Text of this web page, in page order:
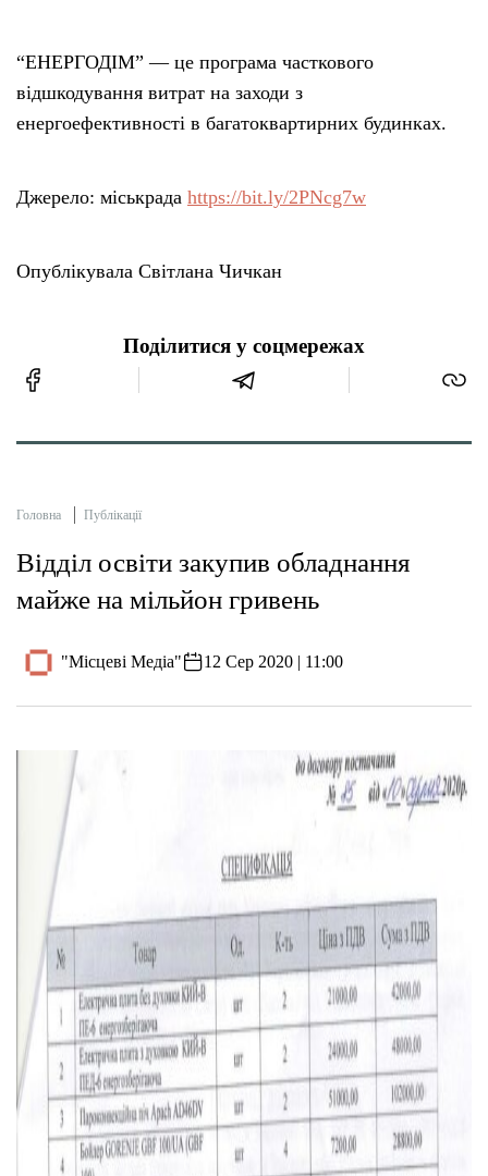
“ЕНЕРГОДІМ” — це програма часткового
відшкодування витрат на заходи з
енергоефективності в багатоквартирних будинках.
Джерело: міськрада https://bit.ly/2PNcg7w
Опублікувала Світлана Чичкан
Поділитися у соцмережах
Головна Публікації
Відділ освіти закупив обладнання
майже на мільйон гривень
"Місцеві Медіа" 12 Сер 2020 | 11:00